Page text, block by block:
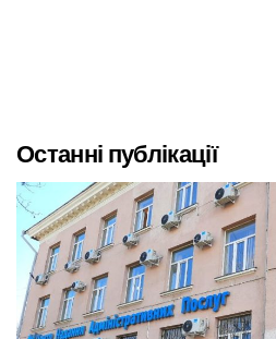
Останні публікації